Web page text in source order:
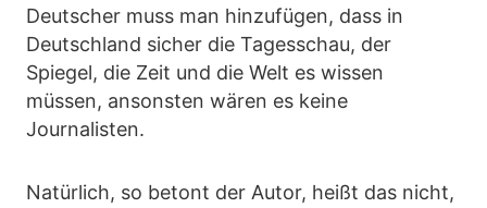
Deutscher muss man hinzufügen, dass in
Deutschland sicher die Tagesschau, der
Spiegel, die Zeit und die Welt es wissen
müssen, ansonsten wären es keine
Journalisten.
Natürlich, so betont der Autor, heißt das nicht,